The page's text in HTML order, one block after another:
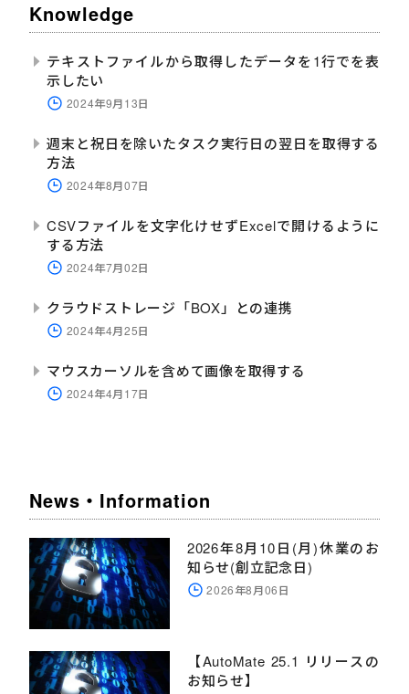
Knowledge
テキストファイルから取得したデータを1行でを表
示したい
2024年9月13日
週末と祝日を除いたタスク実行日の翌日を取得する
方法
2024年8月07日
CSVファイルを文字化けせずExcelで開けるように
する方法
2024年7月02日
クラウドストレージ「BOX」との連携
2024年4月25日
マウスカーソルを含めて画像を取得する
2024年4月17日
News・Information
2026年8月10日(月)休業のお
知らせ(創立記念日)
2026年8月06日
【AutoMate 25.1 リリースの
お知らせ】